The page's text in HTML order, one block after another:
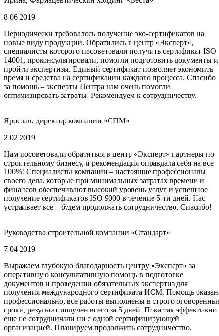
8 06 2019
Периодически требовалось получение эко-сертификатов на
новые виду продукции. Обратились в центр «Эксперт»,
специалисты которого посоветовали получить сертификат ISO
14001, проконсультировали, помогли подготовить документы и
пройти экспертизы. Единый сертификат позволяет экономить
время и средства на сертификации каждого процесса. Спасибо
за помощь – эксперты Центра нам очень помогли
оптимизировать затраты! Рекомендуем к сотрудничеству.
Ярослав, директор компании «СПМ»
2 02 2019
Нам посоветовали обратиться в центр «Эксперт» партнеры по
строительному бизнесу, и рекомендация оправдала себя на все
100%! Специалисты компании – настоящие профессионалы
своего дела, которые при минимальных затратах времени и
финансов обеспечивают высокий уровень услуг и успешное
получение сертификатов ISO 9000 в течение 5-ти дней. Нас
устраивает все – будем продолжать сотрудничество. Спасибо!
Руководство строительной компании «Стандарт»
7 04 2019
Выражаем глубокую благодарность центру «Эксперт» за
оперативную консультативную помощь в подготовке
документов и проведении обязательных экспертиз для
получения международного сертификата ИСМ. Помощь
профессионально, все работы выполнены в строго
сроки, результат получен всего за 5 дней. Пока так эффективно
еще не сотрудничали ни с одной сертифицирующей
организацией. Планируем продолжить сотрудничество.